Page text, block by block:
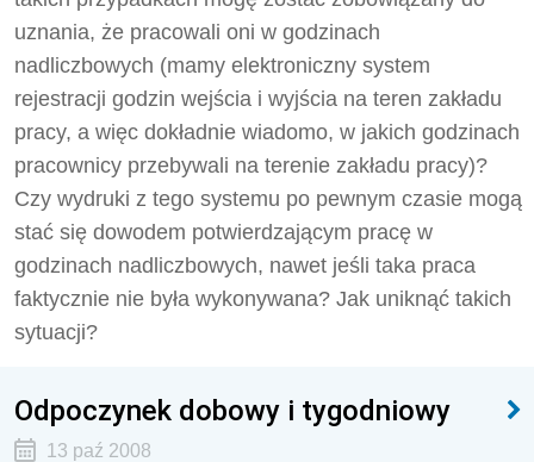
uznania, że pracowali oni w godzinach
nadliczbowych (mamy elektroniczny system
rejestracji godzin wejścia i wyjścia na teren zakładu
pracy, a więc dokładnie wiadomo, w jakich godzinach
pracownicy przebywali na terenie zakładu pracy)?
Czy wydruki z tego systemu po pewnym czasie mogą
stać się dowodem potwierdzającym pracę w
godzinach nadliczbowych, nawet jeśli taka praca
faktycznie nie była wykonywana? Jak uniknąć takich
sytuacji?
Odpoczynek dobowy i tygodniowy
13 paź 2008